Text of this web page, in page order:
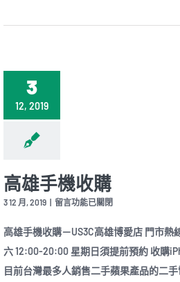
3
12, 2019
高雄手機收購
3 12 月, 2019 | 在
雄
手
機
收
購〉
留言功能已關閉
高雄手機收購－US3C高雄博愛店 門市熱
六 12:00-20:00 星期日須提前預約 收購
目前台灣最多人銷售二手蘋果產品的二